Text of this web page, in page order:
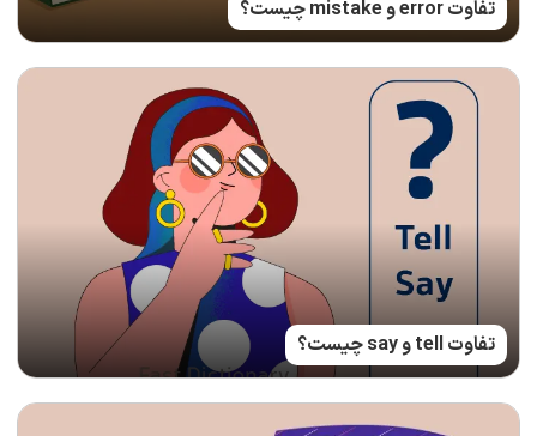
تفاوت error و mistake چیست؟
تفاوت tell و say چیست؟